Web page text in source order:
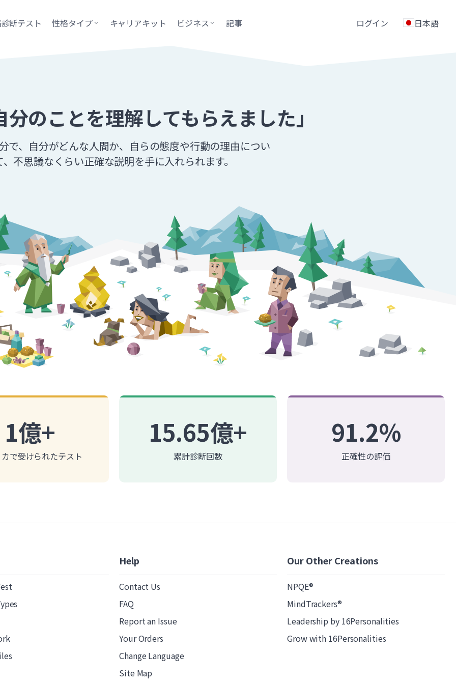
断テスト 性格タイプ キャリアキット ビジネス 記事 ログイン 日本語
のことを理解してもらえました」
で、自分がどんな人間か、自らの態度や行動の理由につい
、不思議なくらい正確な説明を手に入れられます。
1億+
で受けられたテスト
15.65億+
累計診断回数
91.2%
正確性の評価
Help
Contact Us
FAQ
Report an Issue
Your Orders
Change Language
Site Map
Our Other Creations
NPQE®
MindTrackers®
Leadership by 16Personalities
Grow with 16Personalities